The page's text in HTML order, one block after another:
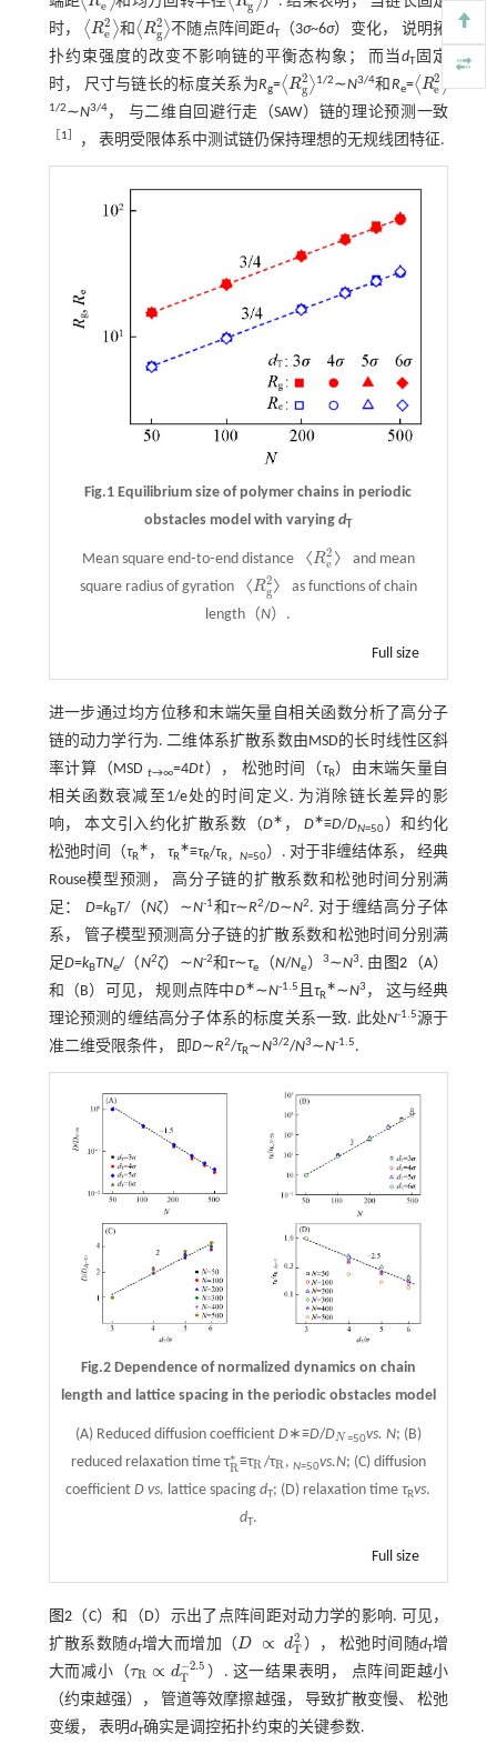
e
Re2 g
Rg2
时， ⟨R2
e ⟩
Re2 和 ⟨R2
g ⟩
Rg2 不随点阵间距dT（3σ~6σ）变化， 说明拓
扑约束强度的改变不影响链的平衡态构象； 而当dT固定
时， 尺寸与链长的标度关系为Rg=⟨R2
g ⟩
Rg2 1/2∼N3/4和 Re=⟨R2
e⟩
Re2
1/2∼N3/4， 与二维自回避行走（SAW）链的理论预测一致
1 ， 表明受限体系中测试链仍保持理想的无规线团特征.
Fig.1 Equilibrium size of polymer chains in periodic
obstacles model with varyingdT
Mean square end⁃to⁃end distance 〈R2
e
Re2〉 and mean
square radius of gyration 〈R2
g
Rg2〉 as functions of chain
length（N）.
Full size
进一步通过均方位移和末端矢量自相关函数分析了高分子
链的动力学行为. 二维体系扩散系数由MSD的长时线性区斜
率计算（MSD t→∞=4Dt）， 松弛时间（τR）由末端矢量自
相关函数衰减至1/e处的时间定义. 为消除链长差异的影
响， 本文引入约化扩散系数（D∗ ， D∗≡D/DN=50）和约化
松弛时间（τR
∗ ， τR
∗≡τR/τR， N=50）. 对于非缠结体系， 经典
Rouse模型预测， 高分子链的扩散系数和松弛时间分别满
足： D=kBT/（Nζ）∼N-1和τ∼R2/D∼N2. 对于缠结高分子体
系， 管子模型预测高分子链的扩散系数和松弛时间分别满
足D=kBTNe/（N2ζ）∼N-2和τ∼τe （N/Ne）3∼N3. 由 图2 （A）
和（B）可见， 规则点阵中D∗∼N-1.5且τR
∗∼N3 ， 这与经典
理论预测的缠结高分子体系的标度关系一致. 此处N-1.5源于
准二维受限条件， 即D∼R2/τR∼N3/2/N3∼N-1.5.
Fig.2 Dependence of normalized dynamics on chain
length and lattice spacing in the periodic obstacles model
(A) Reduced diffusion coefficientD∗≡D/DN
N=50vs. N; (B)
reduced relaxation time τ*
R
R*
≡τR
R/τR
R, N=50vs.N; (C) diffusion
coefficientD vs. lattice spacingdT; (D) relaxation timeτRvs.
dT.
Full size
图2（C）和（D）示出了点阵间距对动力学的影响. 可见，
扩散系数随dT增大而增加（D ∝ d2
T
D ∝ d T2 ）， 松弛时间随dT增
大而减小（τR ∝ d−2.5
T
τ R∝d T-2.5
）. 这一结果表明， 点阵间距越小
（约束越强）， 管道等效摩擦越强， 导致扩散变慢、 松弛
变缓， 表明dT确实是调控拓扑约束的关键参数.